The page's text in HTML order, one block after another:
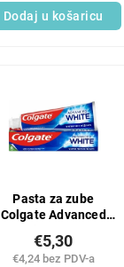
Dodaj u košaricu
Pasta za zube
Colgate Advanced
€4,24 bez PDV-a
€5,30